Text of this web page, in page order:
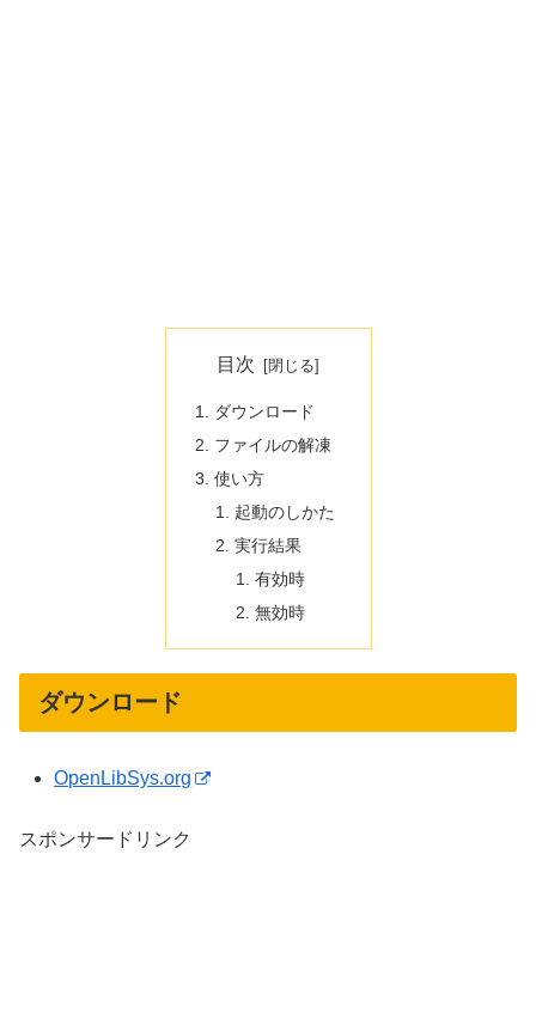
目次
ダウンロード
ファイルの解凍
使い方
起動のしかた
実行結果
有効時
無効時
ダウンロード
OpenLibSys.org
スポンサードリンク